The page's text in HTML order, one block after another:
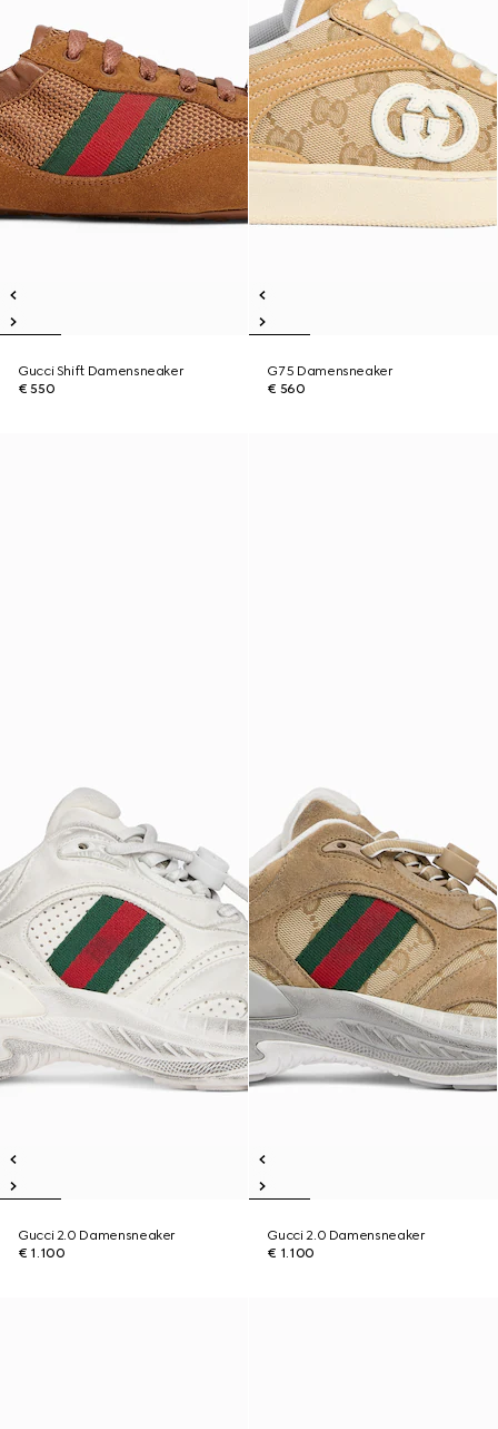
Gucci Shift Damensneaker
€ 550
G75 Damensneaker
€ 560
Gucci 2.0 Damensneaker
€ 1.100
Gucci 2.0 Damensneaker
€ 1.100